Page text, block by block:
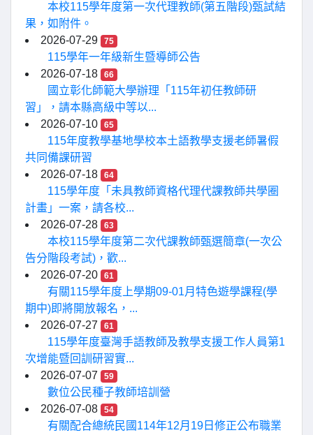
本校115學年度第一次代理教師(第五階段)甄試結
果，如附件。
2026-07-29
75
115學年一年級新生暨導師公告
2026-07-18
66
國立彰化師範大學辦理「115年初任教師研
習」，請本縣高級中等以...
2026-07-10
65
115年度教學基地學校本土語教學支援老師暑假
共同備課研習
2026-07-18
64
115學年度「未具教師資格代理代課教師共學圈
計畫」一案，請各校...
2026-07-28
63
本校115學年度第二次代課教師甄選簡章(一次公
告分階段考試)，歡...
2026-07-20
61
有關115學年度上學期09-01月特色遊學課程(學
期中)即將開放報名，...
2026-07-27
61
115學年度臺灣手語教師及教學支援工作人員第1
次增能暨回訓研習實...
2026-07-07
59
數位公民種子教師培訓營
2026-07-08
54
有關配合總統民國114年12月19日修正公布職業